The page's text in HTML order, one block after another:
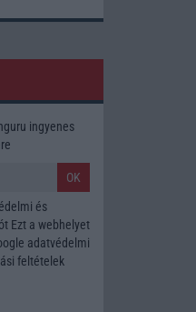
ingyenes
OK
és
Ezt a webhelyet
adatvédelmi
feltételek